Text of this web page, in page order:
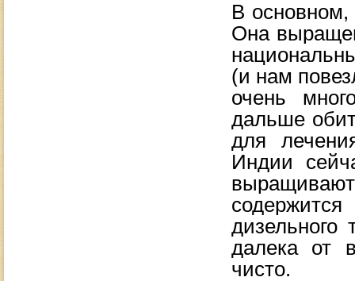
В основном,
Она
(и нам
очень
дальше
для
Индии
далека от
чисто.